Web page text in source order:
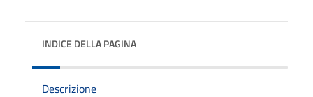
INDICE DELLA PAGINA
Descrizione